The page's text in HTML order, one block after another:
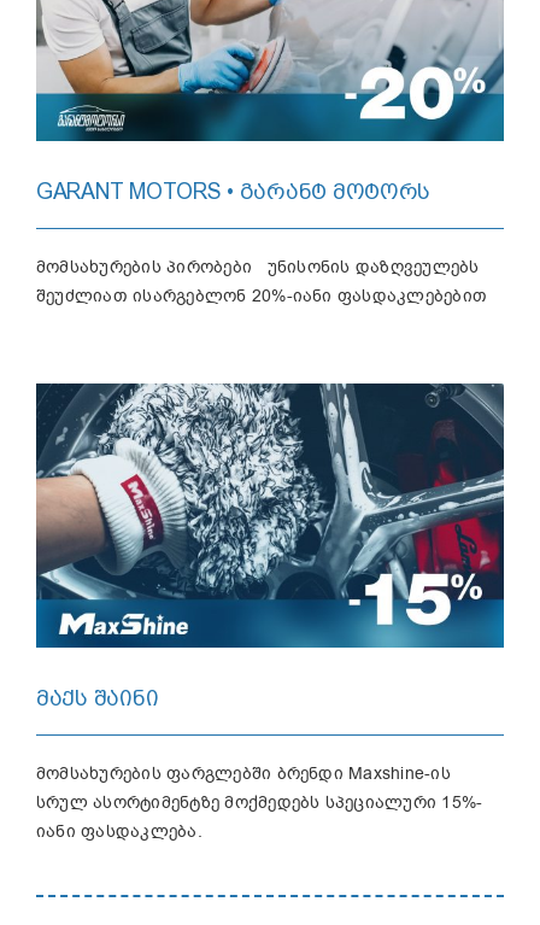
GARANT MOTORS • ᲒᲐᲠᲐᲜᲢ ᲛᲝᲢᲝᲠᲡ
მომსახურების პირობები უნისონის დაზღვეულებს
შეუძლიათ ისარგებლონ 20%-იანი ფასდაკლებებით
ᲛᲐᲥᲡ ᲨᲐᲘᲜᲘ
მომსახურების ფარგლებში ბრენდი Maxshine-ის
სრულ ასორტიმენტზე მოქმედებს სპეციალური 15%-
იანი ფასდაკლება.